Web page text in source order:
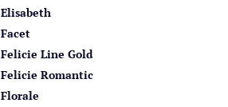
Elisabeth
Facet
Felicie Line Gold
Felicie Romantic
Florale